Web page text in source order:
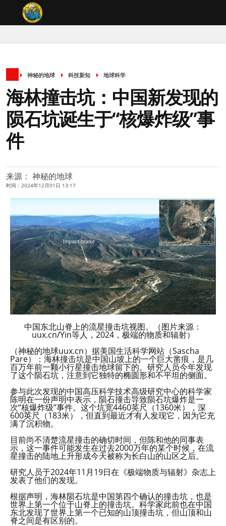
神秘的地球 科技新知 地球科学
海林撞击坑：中国新发现的
陨石坑诞生于“核爆炸级”事
件
来源： 神秘的地球
时间：2024年12月01日 13:17
中国东北山脊上的流星撞击坑视图。（图片来源：
uux.cn/Yin等人，2024，极端的物质和辐射）
（神秘的地球uux.cn）据美国生活科学网站（Sascha
Pare）：海林撞击坑是中国山坡上的一个巨大凿痕，是几
百万年前一颗小行星撞击地球留下的。研究人员今年发现
了这个陨石坑，注意到它独特的椭圆形和不平坦的侧面。
参与此次发现的中国高压科学技术高级研究中心的科学家
陈明在一份声明中表示，陨石撞击导致陨石坑爆炸是一
次“核爆炸级”事件。这个坑宽4460英尺（1360米），深
600英尺（183米），但直到最近才有人发现它，因为它充
满了沉积物。
目前尚不清楚流星撞击的确切时间，但陈和他的同事表
示，这一事件可能发生在过去2000万年的某个时候，在流
星撞击的陆地上升形成今天被称为长白山的山区之后。
研究人员于2024年11月19日在《极端物质与辐射》杂志上
发表了他们的发现。
根据声明，海林陨石坑是中国第四个确认的撞击坑，也是
世界上第一个位于山脊上的撞击坑。科学家此前也在中国
东北发现了世界上第一个已知的山顶撞击坑，但山顶和山
脊之间是有区别的。